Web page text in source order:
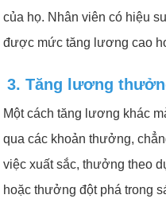
của họ. Nhân viên có hiệu
được mức tăng lương cao
3. Tăng lương
Một cách tăng lương khác
qua các khoản thưởng,
việc xuất sắc, thưởng theo
hoặc thưởng đột phá trong